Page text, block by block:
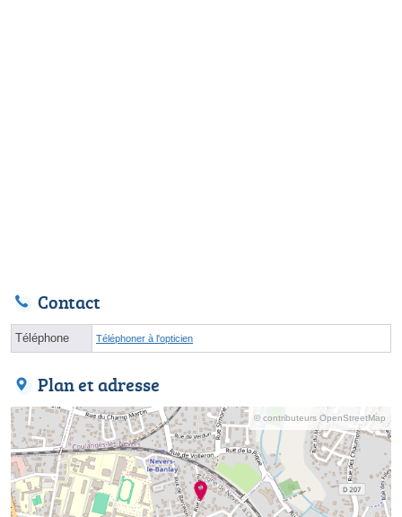
Contact
Téléphone Téléphoner à l'opticien
Plan et adresse
© contributeurs OpenStreetMap